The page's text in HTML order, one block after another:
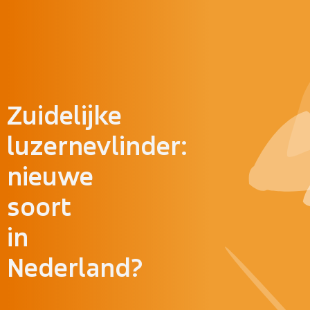
Zuidelijke
luzernevlinder:
nieuwe
soort
in
Nederland?